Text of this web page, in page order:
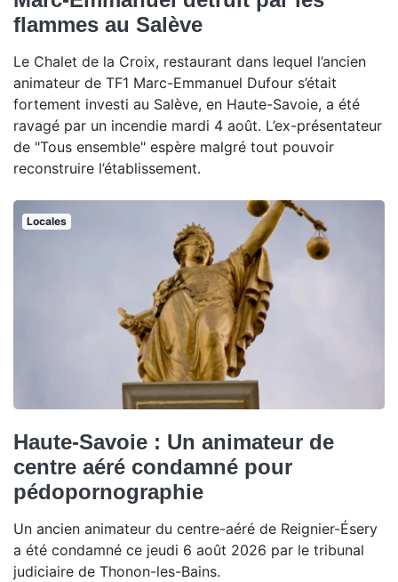
flammes au Salève
Le Chalet de la Croix, restaurant dans lequel l’ancien
animateur de TF1 Marc-Emmanuel Dufour s’était
fortement investi au Salève, en Haute-Savoie, a été
ravagé par un incendie mardi 4 août. L’ex-présentateur
de "Tous ensemble" espère malgré tout pouvoir
reconstruire l’établissement.
Locales
Haute-Savoie : Un animateur de
centre aéré condamné pour
pédopornographie
Un ancien animateur du centre-aéré de Reignier-Ésery
a été condamné ce jeudi 6 août 2026 par le tribunal
judiciaire de Thonon-les-Bains.